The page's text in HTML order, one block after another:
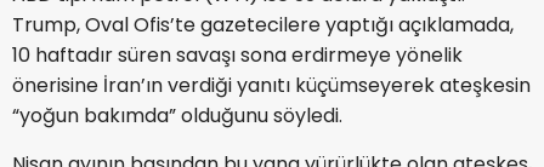
Trump, Oval Ofis’te gazetecilere yaptığı açıklamada,
10 haftadır süren savaşı sona erdirmeye yönelik
önerisine İran’ın verdiği yanıtı küçümseyerek ateşkesin
“yoğun bakımda” olduğunu söyledi.